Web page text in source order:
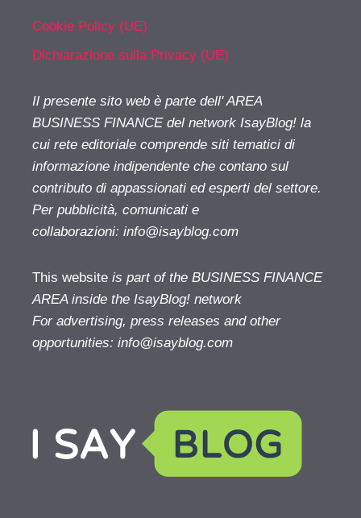
Cookie Policy (UE)
Dichiarazione sulla Privacy (UE)
Il presente sito web è parte dell' AREA
BUSINESS FINANCE del network IsayBlog! la
cui rete editoriale comprende siti tematici di
informazione indipendente che contano sul
contributo di appassionati ed esperti del settore.
Per pubblicità, comunicati e
collaborazioni: info@isayblog.com
This website is part of the BUSINESS FINANCE
AREA inside the IsayBlog! network
For advertising, press releases and other
opportunities: info@isayblog.com